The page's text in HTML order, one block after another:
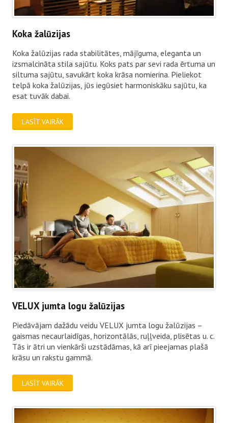
Koka žalūzijas
Koka žalūzijas rada stabilitātes, mājīguma, eleganta un
izsmalcināta stila sajūtu. Koks pats par sevi rada ērtuma un
siltuma sajūtu, savukārt koka krāsa nomierina. Pieliekot
telpā koka žalūzijas, jūs iegūsiet harmoniskāku sajūtu, ka
esat tuvāk dabai.
LASĪT VAIRĀK
VELUX jumta logu žalūzijas
Piedāvājam dažādu veidu VELUX jumta logu žalūzijas –
gaismas necaurlaidīgas, horizontālās, ruļļveida, plisētas u. c.
Tās ir ātri un vienkārši uzstādāmas, kā arī pieejamas plašā
krāsu un rakstu gammā.
LASĪT VAIRĀK